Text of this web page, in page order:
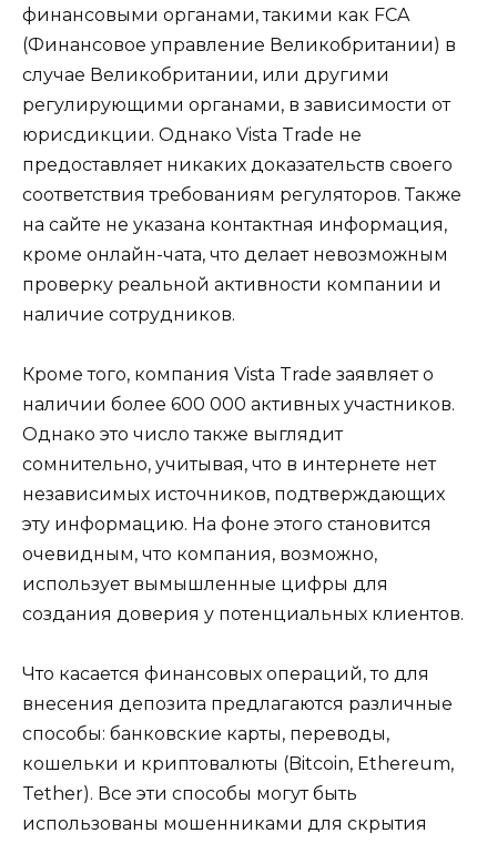
финансовыми органами, такими как FCA
(Финансовое управление Великобритании) в
случае Великобритании, или другими
регулирующими органами, в зависимости от
юрисдикции. Однако Vista Trade не
предоставляет никаких доказательств своего
соответствия требованиям регуляторов. Также
на сайте не указана контактная информация,
кроме онлайн-чата, что делает невозможным
проверку реальной активности компании и
наличие сотрудников.
Кроме того, компания Vista Trade заявляет о
наличии более 600 000 активных участников.
Однако это число также выглядит
сомнительно, учитывая, что в интернете нет
независимых источников, подтверждающих
эту информацию. На фоне этого становится
очевидным, что компания, возможно,
использует вымышленные цифры для
создания доверия у потенциальных клиентов.
Что касается финансовых операций, то для
внесения депозита предлагаются различные
способы: банковские карты, переводы,
кошельки и криптовалюты (Bitcoin, Ethereum,
Tether). Все эти способы могут быть
использованы мошенниками для скрытия